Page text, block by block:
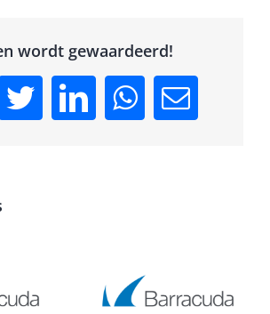
wordt gewaardeerd!
TwitterLinkedInWhatsApp
Email